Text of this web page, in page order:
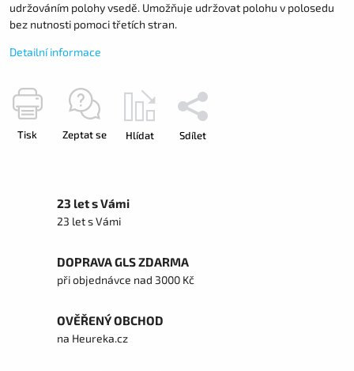
udržováním polohy vsedě. Umožňuje udržovat polohu v polosedu
bez nutnosti pomoci třetích stran.
Detailní informace
Tisk Zeptat se Hlídat Sdílet
23 let s Vámi
23 let s Vámi
DOPRAVA GLS ZDARMA
při objednávce nad 3000 Kč
OVĚŘENÝ OBCHOD
na Heureka.cz